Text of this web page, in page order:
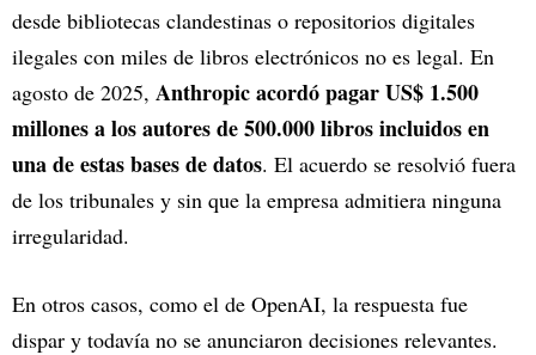
desde bibliotecas clandestinas o repositorios digitales
ilegales con miles de libros electrónicos no es legal. En
agosto de 2025, Anthropic acordó pagar US$ 1.500
millones a los autores de 500.000 libros incluidos en
una de estas bases de datos. El acuerdo se resolvió fuera
de los tribunales y sin que la empresa admitiera ninguna
irregularidad.
En otros casos, como el de OpenAI, la respuesta fue
dispar y todavía no se anunciaron decisiones relevantes.